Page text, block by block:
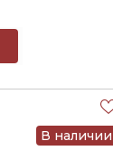
В наличии